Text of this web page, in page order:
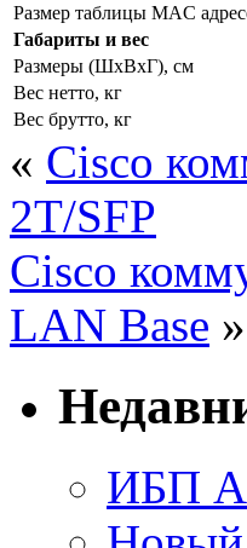
Размер таблицы MAC
Габариты и вес
Размеры (ШxВxГ), см
Вес нетто, кг
Вес брутто, кг
« Cisco
2T/SFP
Cisco
LAN Base »
ИБП